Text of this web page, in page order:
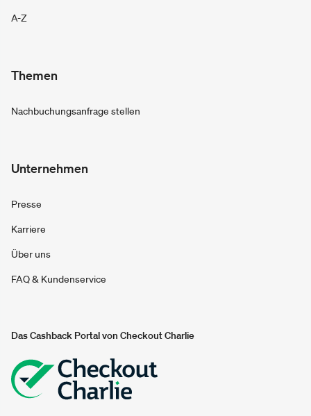
A-Z
Themen
Nachbuchungsanfrage stellen
Unternehmen
Presse
Karriere
Über uns
FAQ & Kundenservice
Das Cashback Portal von Checkout Charlie